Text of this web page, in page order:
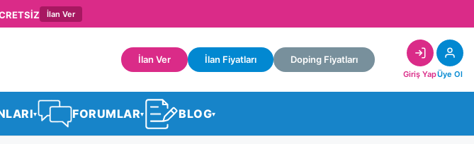
İlan Ver
İlan Ver İlan Fiyatları Doping Fiyatları
Giriş YapÜye Ol
▾ FORUMLAR▾ BLOG▾